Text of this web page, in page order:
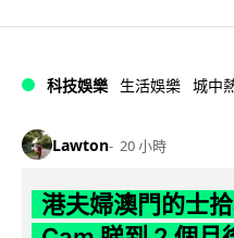
科技娛樂 生活娛樂 城中
Lawton 20 小時
港夫婦澳門的士